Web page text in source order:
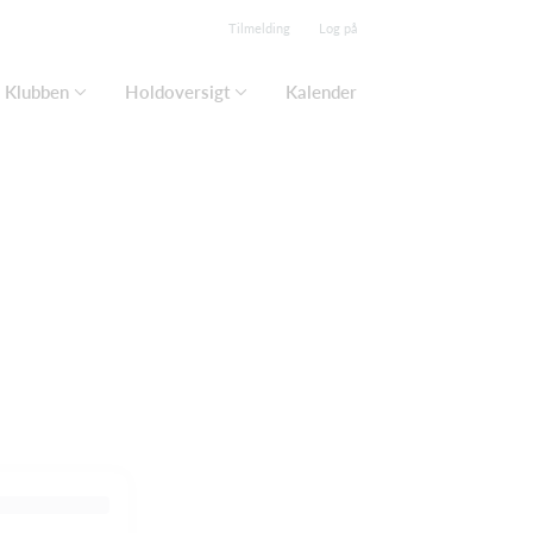
Tilmelding Log på
Klubben Holdoversigt Kalender